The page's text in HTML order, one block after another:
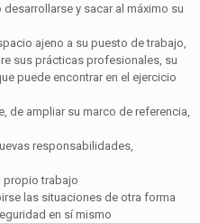
desarrollarse y sacar al máximo su
ajeno a su puesto de trabajo,
sus prácticas profesionales, su
puede encontrar en el ejercicio
de ampliar su marco de referencia,
responsabilidades,
propio trabajo
las situaciones de otra forma
en sí mismo